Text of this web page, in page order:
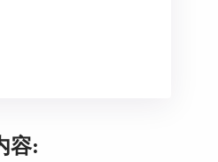
描文件
字识别和扫描的核心思路
页的【在OCR编辑器中
的文件。ABBYY支持一
容: